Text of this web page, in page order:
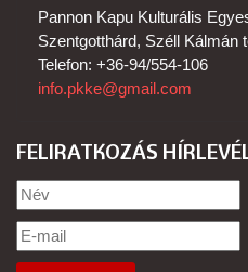
Pannon Kapu Kulturális
Szentgotthárd, Széll Kálmán
Telefon: +36-94/554-106
info.pkke@gmail.com
FELIRATKOZÁS